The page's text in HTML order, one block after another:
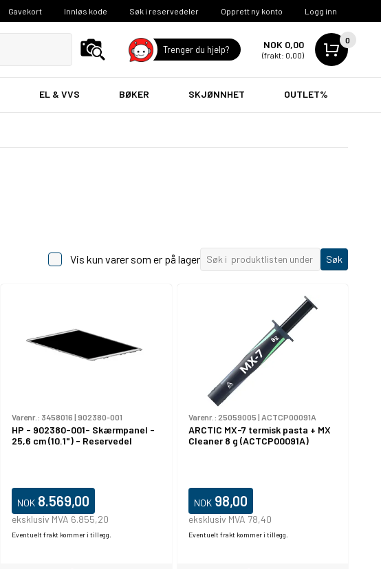
Gavekort Innløs kode Søk i reservedeler Opprett ny konto Logg inn
Trenger du hjelp? NOK 0,00
(frakt: 0,00)
0
EL & VVS BØKER SKJØNNHET OUTLET%
Vis kun varer som er på lager Søk
Varenr.: 3458016 | 902380-001
HP - 902380-001- Skærmpanel -
25,6 cm (10.1") - Reservedel
NOK 8.569,00
eksklusiv MVA 6.855,20
Eventuelt frakt kommer i tillegg.
Varenr.: 25059005 | ACTCP00091A
ARCTIC MX-7 termisk pasta + MX
Cleaner 8 g (ACTCP00091A)
NOK 98,00
eksklusiv MVA 78,40
Eventuelt frakt kommer i tillegg.